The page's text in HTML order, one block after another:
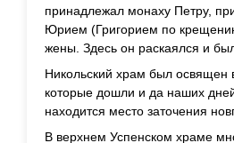
принадлежал монаху Петру,
Юрием (Григорием по
жены. Здесь он раскаялся и
Никольский храм был освящен
которые дошли и да наших
находится место заточения
В верхнем Успенском храме